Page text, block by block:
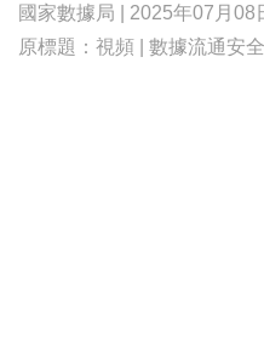
國家數據局 | 2025年07月08
原標題：視頻 | 數據流通安